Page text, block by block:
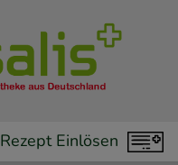
Rezept Einlösen